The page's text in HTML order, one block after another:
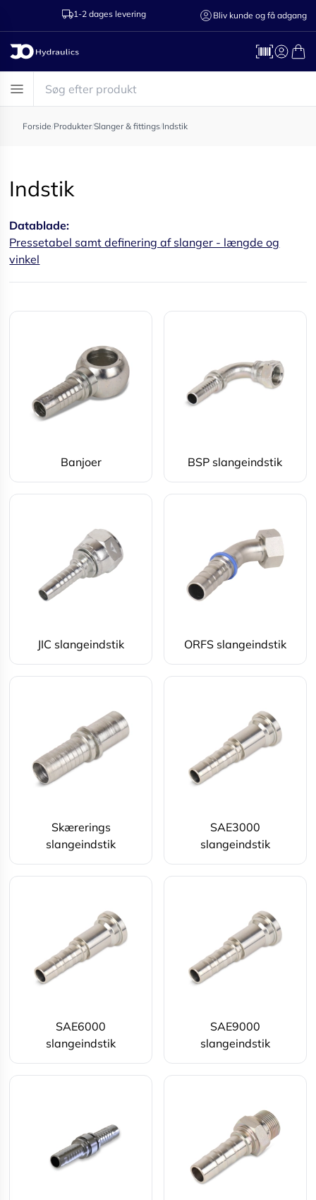
1-2 dages levering Ring til os
Bliv kunde og få adgang
Forside/Produkter/Slanger & fittings/Indstik
Indstik
Datablade:
Pressetabel samt definering af slanger - længde og
vinkel
Banjoer BSP slangeindstik
JIC slangeindstik ORFS slangeindstik
Skærerings
slangeindstik
SAE3000
slangeindstik
SAE6000
slangeindstik
SAE9000
slangeindstik